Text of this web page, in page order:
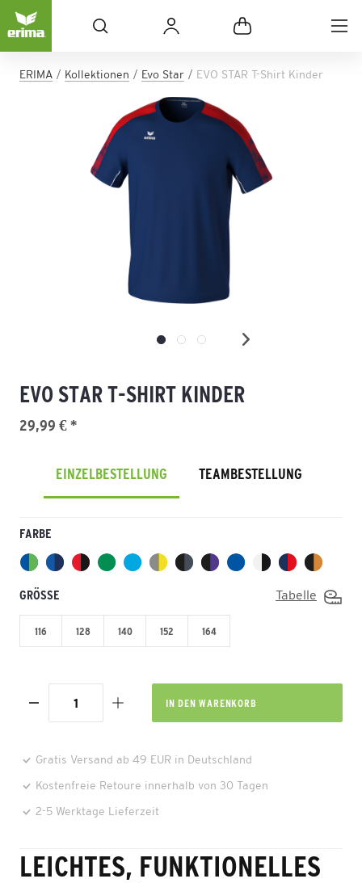
ERIMA Kollektionen Evo Star EVO STAR T-Shirt Kinder
EVO STAR T-SHIRT KINDER
29,99 € *
EINZELBESTELLUNG TEAMBESTELLUNG
FARBE
GRÖSSE Tabelle
116 128 140 152 164
IN DEN WARENKORB
Gratis Versand ab 49 EUR in Deutschland
Kostenfreie Retoure innerhalb von 30 Tagen
2-5 Werktage Lieferzeit
LEICHTES, FUNKTIONELLES